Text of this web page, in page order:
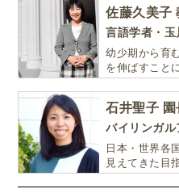
海外子育て
ブラジル子育て事情
海
この記事を執筆したGlolea!ア
大岩
Pires）
Glolea! ブラジ
幼少期から育
を伸ばすこと
石井聖子 園
日本・世界各
見えてきた目